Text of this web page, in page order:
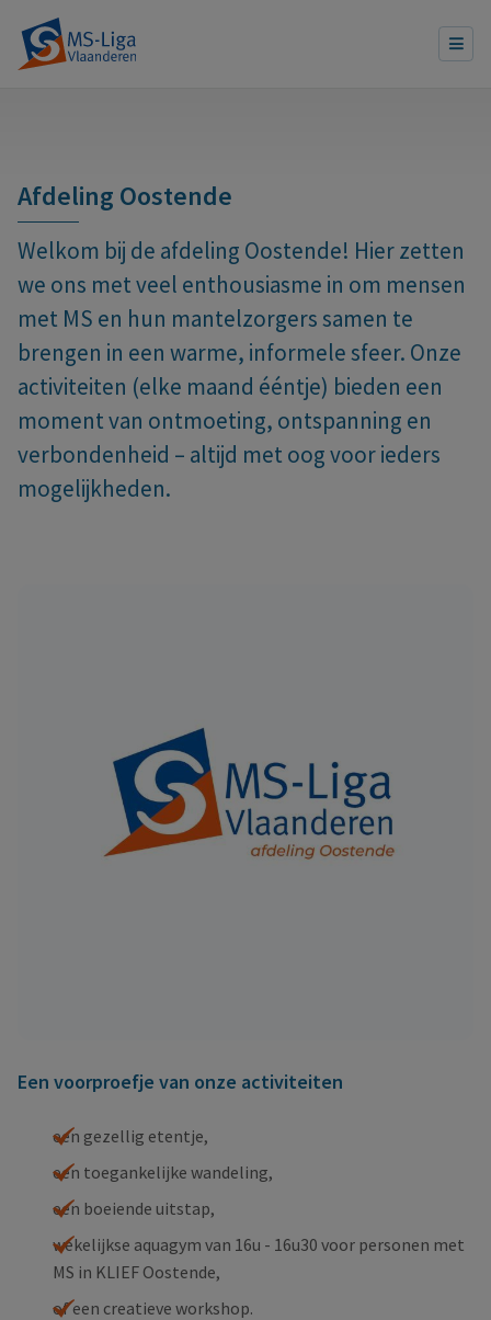
Afdeling Oostende
Welkom bij de afdeling Oostende! Hier zetten
we ons met veel enthousiasme in om mensen
met MS en hun mantelzorgers samen te
brengen in een warme, informele sfeer. Onze
activiteiten (elke maand ééntje) bieden een
moment van ontmoeting, ontspanning en
verbondenheid – altijd met oog voor ieders
mogelijkheden.
Een voorproefje van onze activiteiten
een gezellig etentje,
een toegankelijke wandeling,
een boeiende uitstap,
wekelijkse aquagym van 16u - 16u30 voor personen met
MS in KLIEF Oostende,
of een creatieve workshop.